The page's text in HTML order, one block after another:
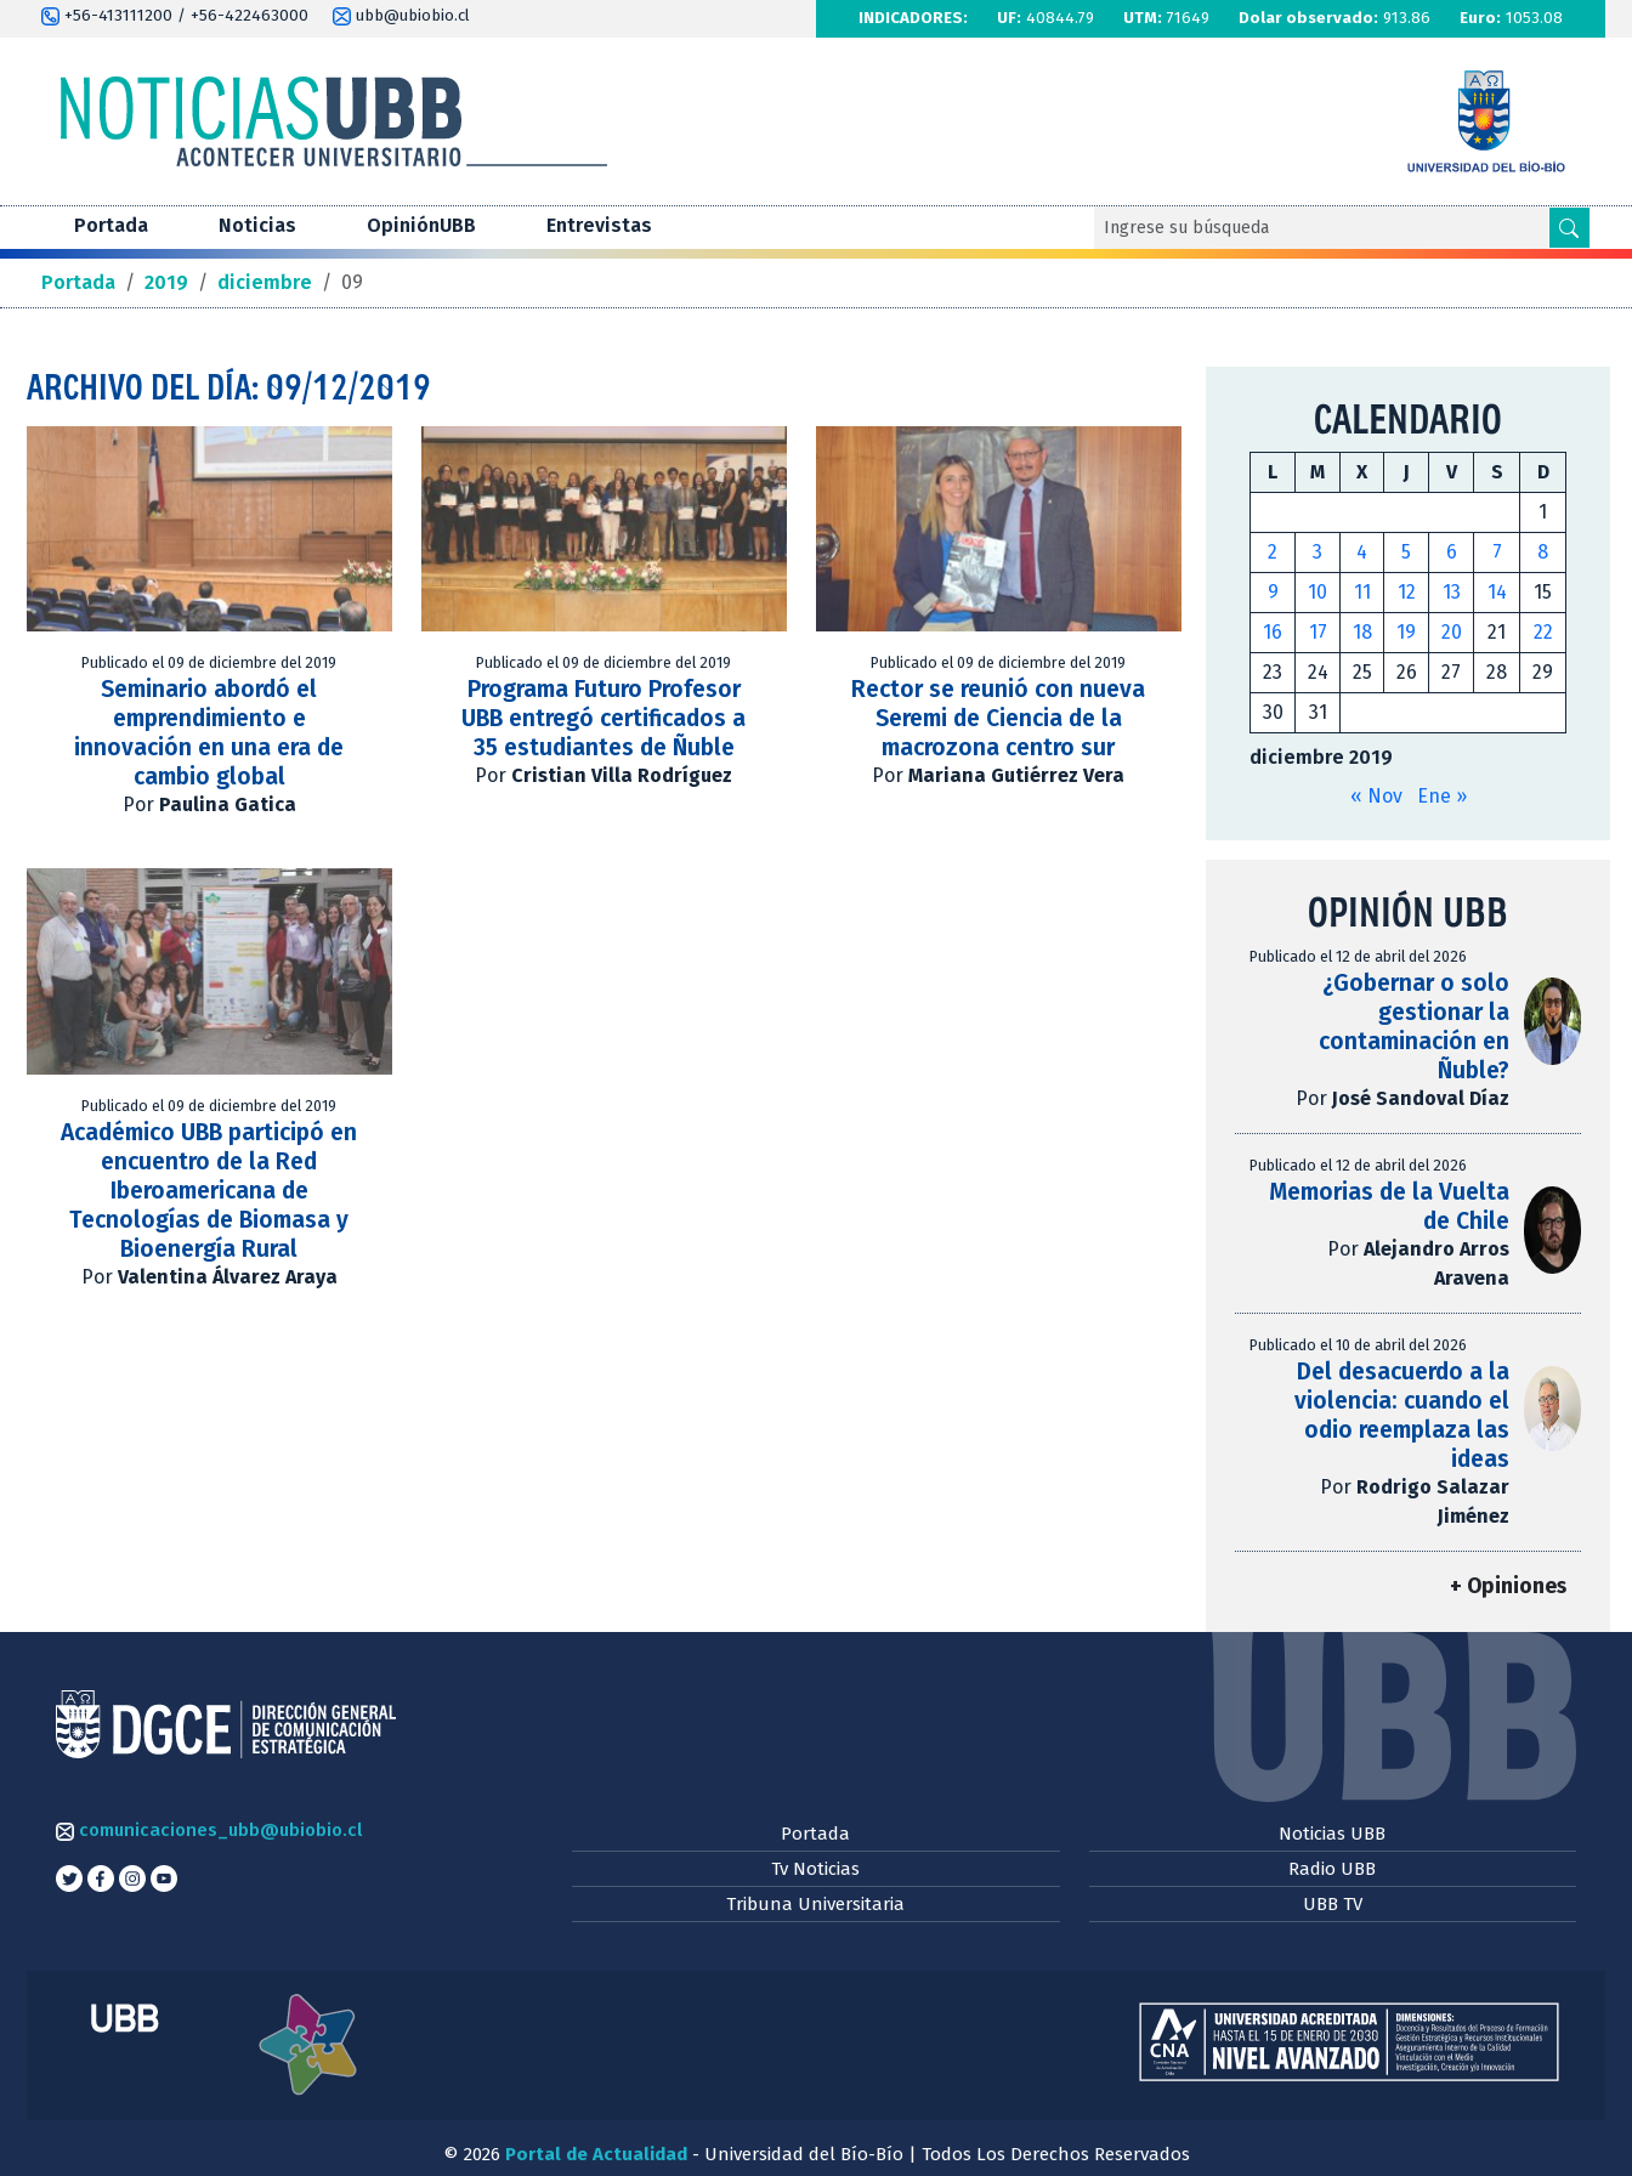
+56-413111200 / +56-422463000 ubb@ubiobio.cl INDICADORES: UF: 40844.79 UTM: 71649 Dolar observado: 913.86 Euro: 1053.08
Portada Noticias OpiniónUBB Entrevistas
Portada / 2019 / diciembre / 09
ARCHIVO DEL DÍA: 09/12/2019
Publicado el 09 de diciembre del 2019
Seminario abordó el
emprendimiento e
innovación en una era de
cambio global
Por Paulina Gatica
Publicado el 09 de diciembre del 2019
Programa Futuro Profesor
UBB entregó certificados a
35 estudiantes de Ñuble
Por Cristian Villa Rodríguez
Publicado el 09 de diciembre del 2019
Rector se reunió con nueva
Seremi de Ciencia de la
macrozona centro sur
PorMariana Gutiérrez Vera
Publicado el 09 de diciembre del 2019
Académico UBB participó en
encuentro de la Red
Iberoamericana de
Tecnologías de Biomasa y
Bioenergía Rural
Por Valentina Álvarez Araya
CALENDARIO
diciembre 2019
L M X J V S
D
1
2
3 4 5 6 7
8
9
10 11 12 13 14
15
16
17 18 19 20 21
22
23
24 25 26 27 28
29
30
31
« Nov Ene »
OPINIÓN UBB
Publicado el 12 de abril del 2026
¿Gobernar o solo
gestionar la
contaminación en
Ñuble?
Por José Sandoval Díaz
Publicado el 12 de abril del 2026
Memorias de la Vuelta
de Chile
Por Alejandro Arros
Aravena
Publicado el 10 de abril del 2026
Del desacuerdo a la
violencia: cuando el
odio reemplaza las
ideas
Por Rodrigo Salazar
Jiménez
+ Opiniones
comunicaciones_ubb@ubiobio.cl
Portada
Tv Noticias
Tribuna Universitaria
Noticias UBB
Radio UBB
UBB TV
© 2026 Portal de Actualidad- Universidad del Bío-Bío | Todos Los Derechos Reservados